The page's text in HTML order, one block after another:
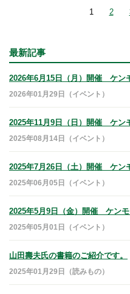
1 2
最新記事
2026年6月15日（月）開催 ケン
2026年01月29日（イベント）
2025年11月9日（日）開催 ケン
2025年08月14日（イベント）
2025年7月26日（土）開催 ケン
2025年06月05日（イベント）
2025年5月9日（金）開催 ケンモ
2025年05月01日（イベント）
山田壽夫氏の書籍のご紹介です。
2025年01月29日（読みもの）